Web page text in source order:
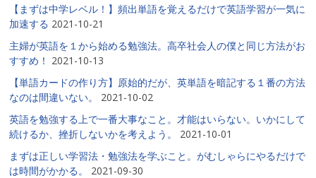
【まずは中学レベル！】頻出単語を覚えるだけで英語学習が一気に
加速する 2021-10-21
主婦が英語を１から始める勉強法。高卒社会人の僕と同じ方法がお
すすめ！ 2021-10-13
【単語カードの作り方】原始的だが、英単語を暗記する１番の方法
なのは間違いない。
2021-10-02
英語を勉強する上で一番大事なこと。才能はいらない。いかにして
続けるか、挫折しないかを考えよう。
2021-10-01
まずは正しい学習法・勉強法を学ぶこと。がむしゃらにやるだけで
は時間がかかる。
2021-09-30